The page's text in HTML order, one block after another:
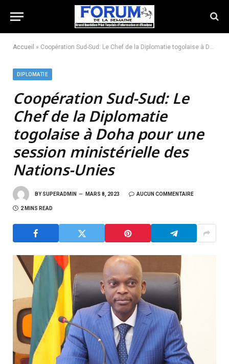
Accueil » Coopération Sud-Sud: Le Chef de la Diplomatie togolaise à Doha pour une session ministérielle des Nations-Unies
DIPLOMATIE
Coopération Sud-Sud: Le
Chef de la Diplomatie
togolaise à Doha pour une
session ministérielle des
Nations-Unies
BY SUPERADMIN MARS 8, 2023 AUCUN COMMENTAIRE
2 MINS READ